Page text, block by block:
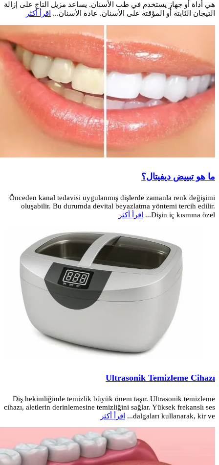
هي أداة أو جهاز يستخدم في طب الأسنان. يساعد مزيل التاج على إزالة
التيجان الثابتة أو المؤقتة على الأسنان. عادة الأسنان...
اقرأ أكثر
ما هو تبييض ديفيتال؟
Önceden kanal tedavisi uygulanmış dişlerde zamanla renk değişimi
oluşabilir. Bu durumda devital beyazlatma yöntemi tercih edilir.
Dişin iç kısmına özel...
اقرأ أكثر
Ultrasonik Temizleme Cihazı
Diş hekimliğinde temizlik büyük önem taşır. Ultrasonik temizleme
cihazı, aletlerin derinlemesine temizliğini sağlar. Yüksek frekanslı ses
dalgaları kullanarak, kir ve...
اقرأ أكثر